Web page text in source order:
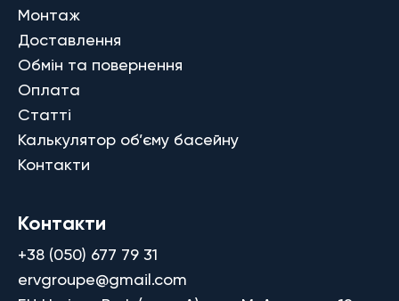
Монтаж
Доставлення
Обмін та повернення
Оплата
Статті
Калькулятор об’єму басейну
Контакти
Контакти
+38 (050) 677 79 31
ervgroupe@gmail.com